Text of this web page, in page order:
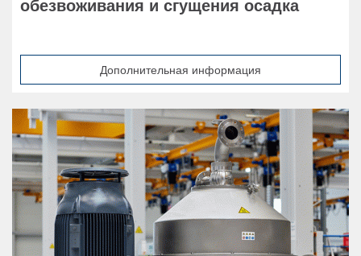
обезвоживания и сгущения осадка
Дополнительная информация